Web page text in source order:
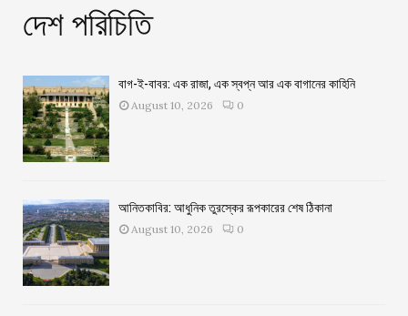
Thumbnail
8
Thumbnail
youtube
দেশ পরিচিতি
বাগ-ই-বাবর: এক রাজা, এক স্বপ্ন আর এক বাগানের কাহিনি
August 10, 2026 0
আনিতকাবির: আধুনিক তুরস্কের রূপকারের শেষ ঠিকানা
August 10, 2026 0